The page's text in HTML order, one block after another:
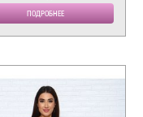
ПОДРОБНЕЕ